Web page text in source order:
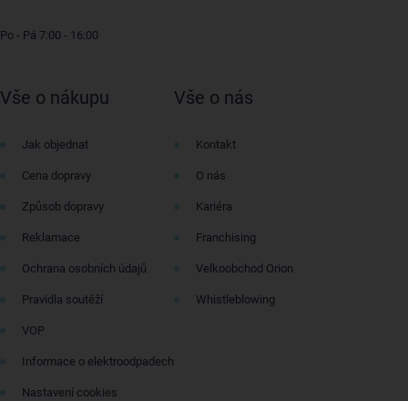
Po - Pá 7:00 - 16:00
Vše o nákupu
Jak objednat
Cena dopravy
Způsob dopravy
Reklamace
Ochrana osobních údajů
Pravidla soutěží
VOP
Informace o elektroodpadech
Nastavení cookies
Vše o nás
Kontakt
O nás
Kariéra
Franchising
Velkoobchod Orion
Whistleblowing